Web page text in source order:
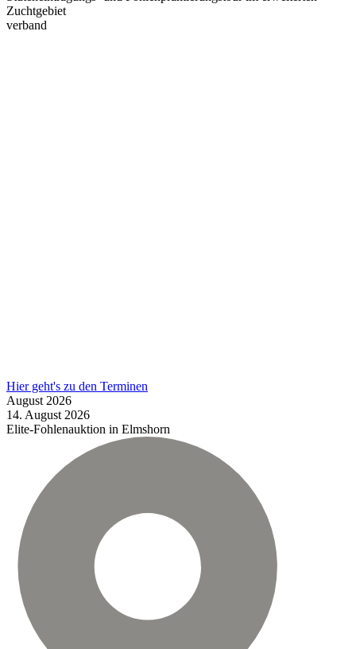
Zuchtgebiet
verband
Hier geht's zu den Terminen
August 2026
14. August 2026
Elite-Fohlenauktion in Elmshorn